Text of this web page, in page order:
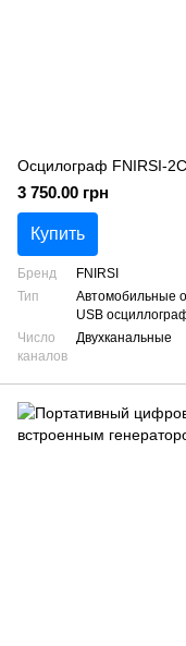
Осцилограф FNIRSI-
3 750.00 грн
Купить
Бренд
FNIRSI
Тип
Автомобильные
USB
Число
каналов
Двухканальные